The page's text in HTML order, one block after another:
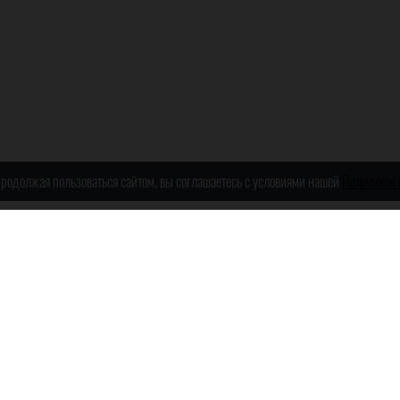
пользоваться сайтом, вы соглашаетесь с условиями нашей